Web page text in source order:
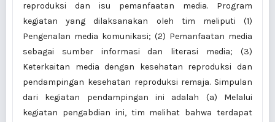
reproduksi dan isu pemanfaatan media. Program
kegiatan yang dilaksanakan oleh tim meliputi (1)
Pengenalan media komunikasi; (2) Pemanfaatan media
sebagai sumber informasi dan literasi media; (3)
Keterkaitan media dengan kesehatan reproduksi dan
pendampingan kesehatan reproduksi remaja. Simpulan
dari kegiatan pendampingan ini adalah (a) Melalui
kegiatan pengabdian ini, tim melihat bahwa terdapat